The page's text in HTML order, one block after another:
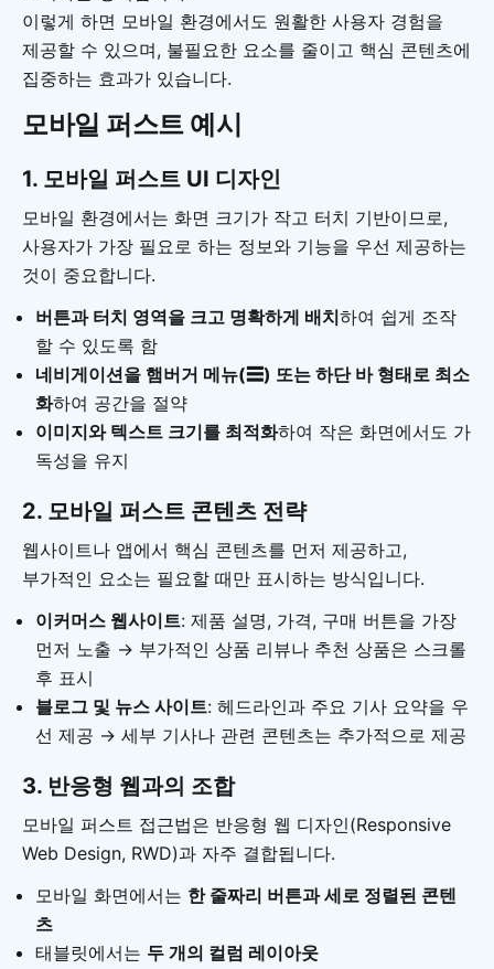
이렇게 하면 모바일 환경에서도 원활한 사용자 경험을
제공할 수 있으며, 불필요한 요소를 줄이고 핵심 콘텐츠에
집중하는 효과가 있습니다.
모바일 퍼스트 예시
1. 모바일 퍼스트 UI 디자인
모바일 환경에서는 화면 크기가 작고 터치 기반이므로,
사용자가 가장 필요로 하는 정보와 기능을 우선 제공하는
것이 중요합니다.
버튼과 터치 영역을 크고 명확하게 배치하여 쉽게 조작
할 수 있도록 함
네비게이션을 햄버거 메뉴(☰) 또는 하단 바 형태로 최소
화하여 공간을 절약
이미지와 텍스트 크기를 최적화하여 작은 화면에서도 가
독성을 유지
2. 모바일 퍼스트 콘텐츠 전략
웹사이트나 앱에서 핵심 콘텐츠를 먼저 제공하고,
부가적인 요소는 필요할 때만 표시하는 방식입니다.
이커머스 웹사이트: 제품 설명, 가격, 구매 버튼을 가장
먼저 노출 → 부가적인 상품 리뷰나 추천 상품은 스크롤
후 표시
블로그 및 뉴스 사이트: 헤드라인과 주요 기사 요약을 우
선 제공 → 세부 기사나 관련 콘텐츠는 추가적으로 제공
3. 반응형 웹과의 조합
모바일 퍼스트 접근법은 반응형 웹 디자인(Responsive
Web Design, RWD)과 자주 결합됩니다.
모바일 화면에서는 한 줄짜리 버튼과 세로 정렬된 콘텐
츠
태블릿에서는 두 개의 컬럼 레이아웃